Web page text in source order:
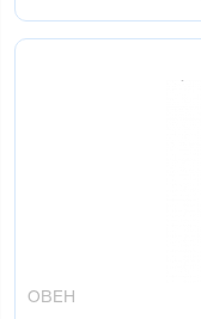
ОВЕН